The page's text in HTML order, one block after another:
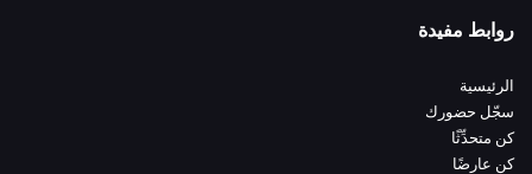
روابط مفيدة
الرئيسية
سجّل حضورك
كن متحدِّثًا
كن عارضًا